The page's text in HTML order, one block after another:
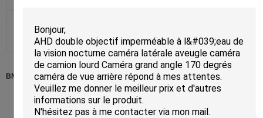
BNC et câble de 4 bornes pour facultatif ci-dessous